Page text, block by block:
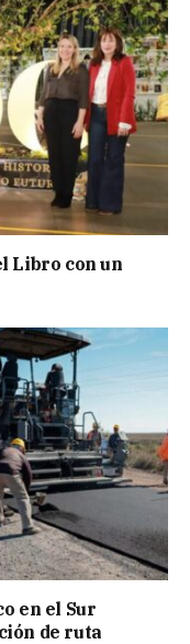
Libro con un
en el Sur
de ruta